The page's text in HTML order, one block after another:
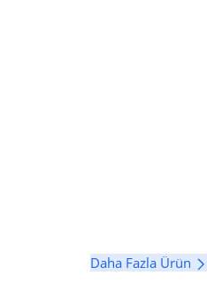
Daha Fazla Ürün